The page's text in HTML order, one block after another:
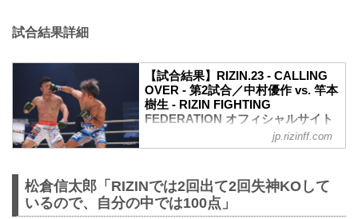
試合結果詳細
【試合結果】RIZIN.23 - CALLING
OVER - 第2試合／中村優作 vs. 竿本
樹生 - RIZIN FIGHTING
FEDERATION オフィシャルサイト
試合結果
（LOSE）中村優作vs.竿本樹生（WIN）
1R 4分6秒 TKO（レフェリーストップ：
jp.rizinff.com
松倉信太郎「RIZINでは2回出て2回失神KOして
いるので、自分の中では100点」